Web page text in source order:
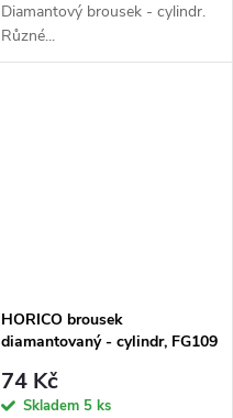
Diamantový brousek - cylindr.
Různé...
HORICO brousek
diamantovaný - cylindr, FG109
74 Kč
Skladem 5 ks